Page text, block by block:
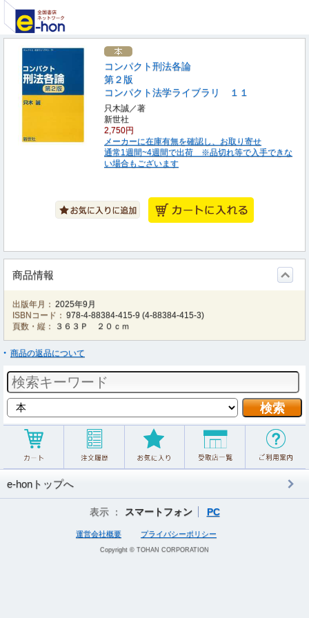
コンパクト刑法各論
第２版
コンパクト法学ライブラリ １１
只木誠／著
新世社
2,750円
メーカーに在庫有無を確認し、お取り寄せ
通常1週間~4週間で出荷 ※品切れ等で入手できな
い場合もございます
商品情報
出版年月： 2025年9月
ISBNコード： 978-4-88384-415-9 (4-88384-415-3)
頁数・縦：
３６３Ｐ ２０ｃｍ
商品の返品について
e-honトップへ
表示 ： スマートフォン PC
運営会社概要 プライバシーポリシー
Copyright © TOHAN CORPORATION